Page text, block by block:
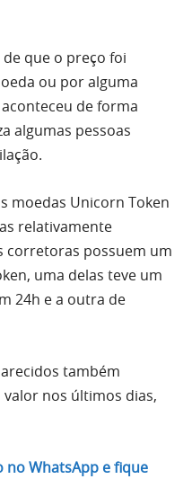
que o preço foi
ou por alguma
de forma
algumas pessoas
moedas Unicorn Token
relativamente
corretoras possuem um
uma delas teve um
24h e a outra de
também
nos últimos dias,
no WhatsApp e fique